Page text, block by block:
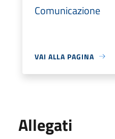
Comunicazione
VAI ALLA PAGINA
Allegati